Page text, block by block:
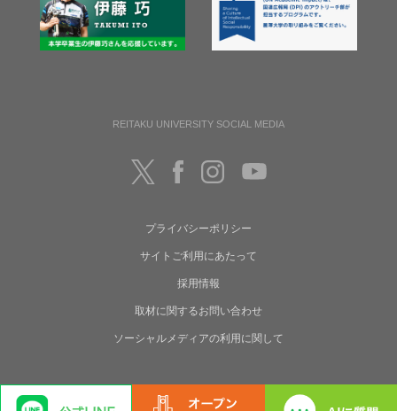
REITAKU UNIVERSITY SOCIAL MEDIA
プライバシーポリシー
サイトご利用にあたって
採用情報
取材に関するお問い合わせ
ソーシャルメディアの利用に関して
Copyright(C) Reitaku University. All rights reserved.